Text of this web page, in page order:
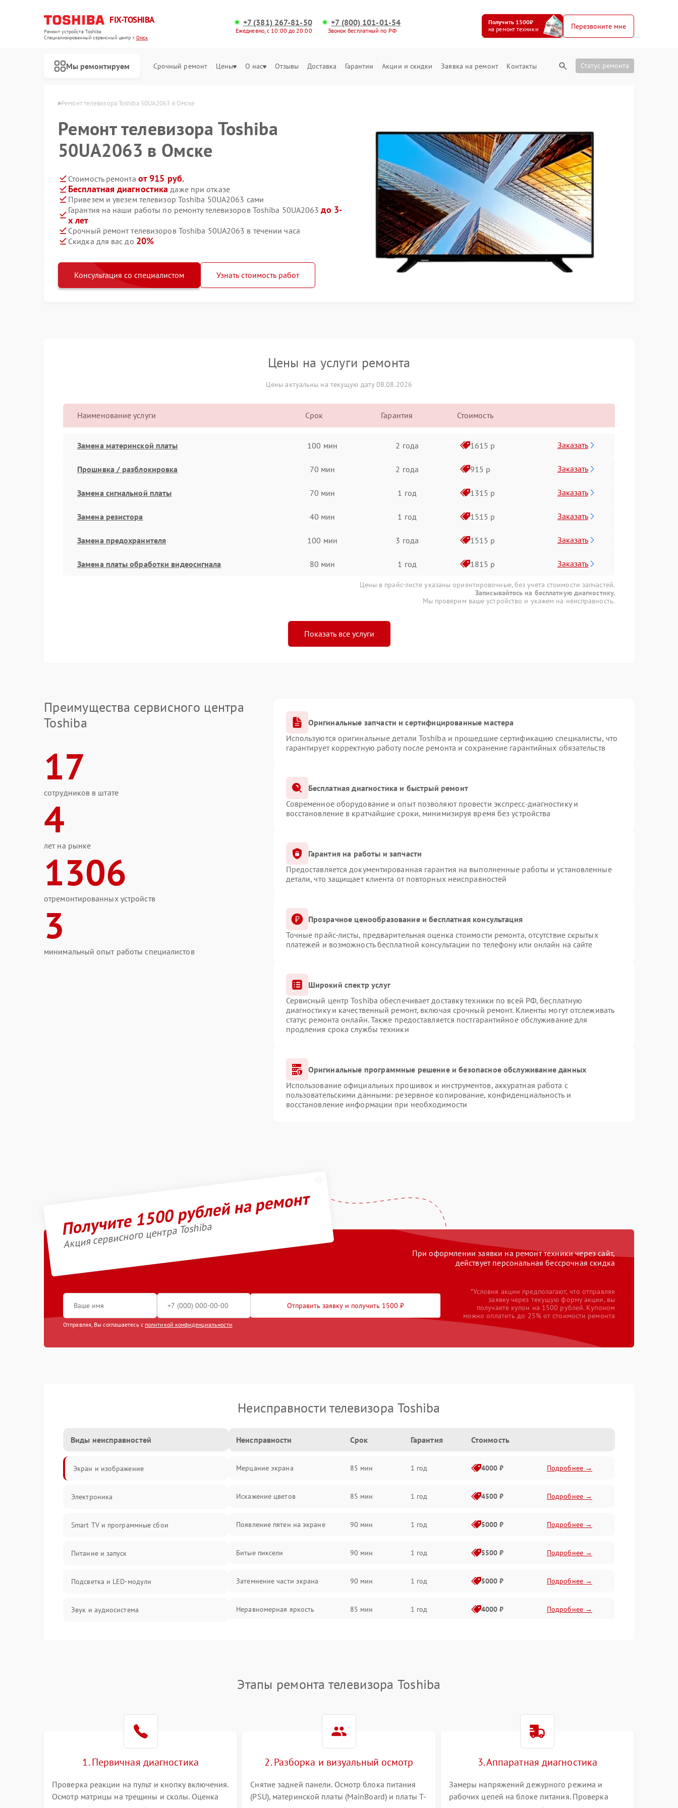
FIX-TOSHIBA
Ремонт устройств Toshiba
Специализированный cервисный центр г.Омск
+7 (381) 267-81-50
Ежедневно, с 10:00 до 20:00
+7 (800) 101-01-54
Звонок бесплатный по РФ
Получить 1500₽
на ремонт техники
Перезвоните мне
Мы ремонтируем Срочный ремонт Цены О нас Отзывы Доставка Гарантии Акции и скидки Заявка на ремонт Контакты Статус ремонта
Toshiba в Омске Ремонт телевизора Toshiba 50UA2063 в Омске
Ремонт телевизора Toshiba
50UA2063 в Омске
Стоимость ремонта от 915 руб.
Бесплатная диагностика даже при отказе
Привезем и увезем телевизор Toshiba 50UA2063 сами
Гарантия на наши работы по ремонту телевизоров Toshiba 50UA2063до 3-
х лет
Срочный ремонт телевизоров Toshiba 50UA2063 в течении часа
Скидка для вас до 20%
Консультация со специалистом Узнать стоимость работ
Цены на услуги ремонта
Цены актуальны на текущую дату 08.08.2026
Наименование услуги Срок Гарантия Стоимость
Замена материнской платы 100 мин 2 года 1615 р Заказать
Прошивка / разблокировка 70 мин 2 года 915 р Заказать
Замена сигнальной платы 70 мин 1 год 1315 р Заказать
Замена резистора 40 мин 1 год 1515 р Заказать
Замена предохранителя 100 мин 3 года 1515 р Заказать
Замена платы обработки видеосигнала 80 мин 1 год 1815 р Заказать
Цены в прайс-листе указаны ориентировочные, без учета стоимости запчастей.
Записывайтесь на бесплатную диагностику.
Мы проверим ваше устройство и укажем на неисправность.
Показать все услуги
Преимущества сервисного центра
Toshiba
17
сотрудников в штате
4
лет на рынке
1306
отремонтированных устройств
3
минимальный опыт работы специалистов
Оригинальные запчасти и сертифицированные мастера
Используются оригинальные детали Toshiba и прошедшие сертификацию специалисты, что
гарантирует корректную работу после ремонта и сохранение гарантийных обязательств
Бесплатная диагностика и быстрый ремонт
Современное оборудование и опыт позволяют провести экспресс-диагностику и
восстановление в кратчайшие сроки, минимизируя время без устройства
Гарантия на работы и запчасти
Предоставляется документированная гарантия на выполненные работы и установленные
детали, что защищает клиента от повторных неисправностей
Прозрачное ценообразование и бесплатная консультация
Точные прайс-листы, предварительная оценка стоимости ремонта, отсутствие скрытых
платежей и возможность бесплатной консультации по телефону или онлайн на сайте
Широкий спектр услуг
Сервисный центр Toshiba обеспечивает доставку техники по всей РФ, бесплатную
диагностику и качественный ремонт, включая срочный ремонт. Клиенты могут отслеживать
статус ремонта онлайн. Также предоставляется постгарантийное обслуживание для
продления срока службы техники
Оригинальные программные решение и безопасное обслуживание данных
Использование официальных прошивок и инструментов, аккуратная работа с
пользовательскими данными: резервное копирование, конфиденциальность и
восстановление информации при необходимости
Получите 1500 рублей на ремонт
Акция сервисного центра Toshiba
При оформлении заявки на ремонт техники через сайт,
действует персональная бессрочная скидка
Отправить заявку и получить 1500 ₽
Отправляя, Вы соглашаетесь с политикой конфиденциальности
*Условия акции предполагают, что отправляя
заявку через текущую форму акции, вы
получаете купон на 1500 рублей. Купоном
можно оплатить до 25% от стоимости ремонта
Неисправности телевизора Toshiba
Виды неисправностей
Экран и изображение
Электроника
Smart TV и программные сбои
Питание и запуск
Подсветка и LED-модули
Звук и аудиосистема
Программное обеспечение
Корпус и механика
Неисправности Срок Гарантия Стоимость
Мерцание экрана 85 мин 1 год 4000 ₽ Подробнее →
Искажение цветов 85 мин 1 год 4500 ₽ Подробнее →
Появление пятен на экране 90 мин 1 год 5000 ₽ Подробнее →
Битые пиксели 90 мин 1 год 5500 ₽ Подробнее →
Затемнение части экрана 90 мин 1 год 5000 ₽ Подробнее →
Неравномерная яркость 85 мин 1 год 4000 ₽ Подробнее →
Этапы ремонта телевизора Toshiba
1. Первичная диагностика
Проверка реакции на пульт и кнопку включения.
Осмотр матрицы на трещины и сколы. Оценка
2. Разборка и визуальный осмотр
Снятие задней панели. Осмотр блока питания
(PSU), материнской платы (MainBoard) и платы T-
3. Аппаратная диагностика
Замеры напряжений дежурного режима и
рабочих цепей на блоке питания. Проверка